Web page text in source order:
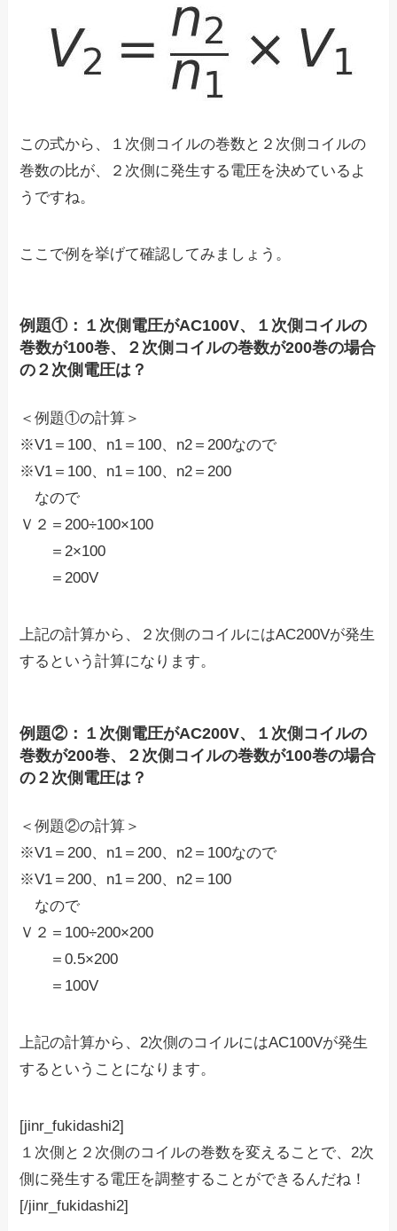
この式から、
１次側コイルの巻数と２次側コイルの
巻数の比が、２次側に発生する電圧を決めているよ
うですね。
ここで例を挙げて確認してみましょう。
例題①：１次側電圧がAC100V、１次側コイルの
巻数が100巻、２次側コイルの巻数が200巻の場合
の２次側電圧は？
＜例題①の計算＞
※V1＝100、n1＝100、n2＝200なので
※V1＝100、n1＝100、n2＝200
なので
Ｖ２＝200÷100×100
＝2×100
＝200V
上記の計算から、２次側のコイルにはAC200Vが発生
するという計算になります。
例題②：１次側電圧がAC200V、１次側コイルの
巻数が200巻、２次側コイルの巻数が100巻の場合
の２次側電圧は？
＜例題②の計算＞
※V1＝200、n1＝200、n2＝100なので
※V1＝200、n1＝200、n2＝100
なので
Ｖ２＝100÷200×200
＝0.5×200
＝100V
上記の計算から、2次側のコイルにはAC100Vが発生
するということになります。
[jinr_fukidashi2]
１次側と２次側のコイルの巻数を変えることで、2次
側に発生する電圧を調整することができるんだね！
[/jinr_fukidashi2]